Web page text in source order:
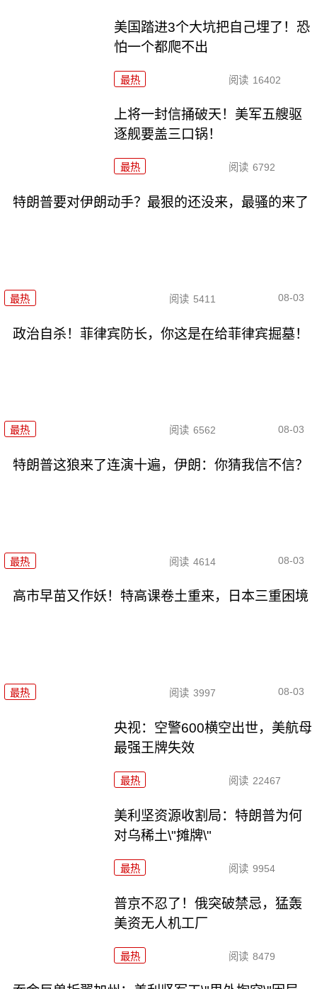
美国踏进3个大坑把自己埋了！恐
怕一个都爬不出
最热 阅读 16402
上将一封信捅破天！美军五艘驱
逐舰要盖三口锅！
最热 阅读 6792
特朗普要对伊朗动手？最狠的还没来，最骚的来了
最热 阅读 5411 08-03
政治自杀！菲律宾防长，你这是在给菲律宾掘墓！
最热 阅读 6562 08-03
特朗普这狼来了连演十遍，伊朗：你猜我信不信？
最热 阅读 4614 08-03
高市早苗又作妖！特高课卷土重来，日本三重困境
最热 阅读 3997 08-03
央视：空警600横空出世，美航母
最强王牌失效
最热 阅读 22467
美利坚资源收割局：特朗普为何
对乌稀土\"摊牌\"
最热 阅读 9954
普京不忍了！俄突破禁忌，猛轰
美资无人机工厂
最热 阅读 8479